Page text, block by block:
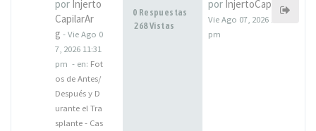
por Injerto
CapilarAr
g -Vie Ago 0
7, 2026 11:31
pm - en: Fot
os de Antes/
Después y D
urante el Tra
splante - Cas
0 Respuestas
268 Vistas
por InjertoCapilarArg
Vie Ago 07, 2026 11:31
pm